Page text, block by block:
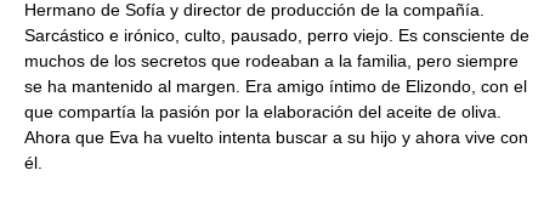
Hermano de Sofía y director de producción de la compañía.
Sarcástico e irónico, culto, pausado, perro viejo. Es consciente de
muchos de los secretos que rodeaban a la familia, pero siempre
se ha mantenido al margen. Era amigo íntimo de Elizondo, con el
que compartía la pasión por la elaboración del aceite de oliva.
Ahora que Eva ha vuelto intenta buscar a su hijo y ahora vive con
él.